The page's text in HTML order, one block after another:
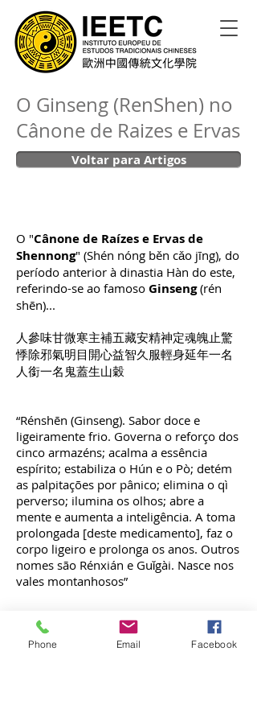
O Ginseng (RenShen) no
Cânone de Raizes e Ervas
Voltar para Artigos
O "Cânone de Raízes e Ervas de
Shennong" (Shén nóng běn cǎo jīng), do
período anterior à dinastia Hàn do este,
referindo-se ao famoso Ginseng(rén
shēn)...
人參味甘微寒主補五藏安精神定魂魄止驚
悸除邪氣明目開心益智久服輕身延年一名
人銜一名鬼蓋生山穀
“Rénshēn (Ginseng). Sabor doce e
ligeiramente frio. Governa o reforço dos
cinco armazéns; acalma a essência
espírito; estabiliza o Hún e o Pò; detém
as palpitações por pânico; elimina o qì
perverso; ilumina os olhos; abre a
mente e aumenta a inteligência. A toma
prolongada [deste medicamento], faz o
corpo ligeiro e prolonga os anos. Outros
nomes são Rénxián e Guǐgài. Nasce nos
vales montanhosos”
Tradução: Larry Ibarra
(Econtre mais artigos do autor e
Phone Email Facebook